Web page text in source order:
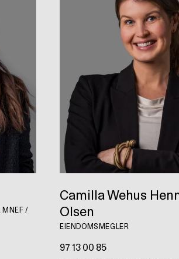
MNEF /
Camilla Wehus
Olsen
EIENDOMSMEGLER
97 13 00 85